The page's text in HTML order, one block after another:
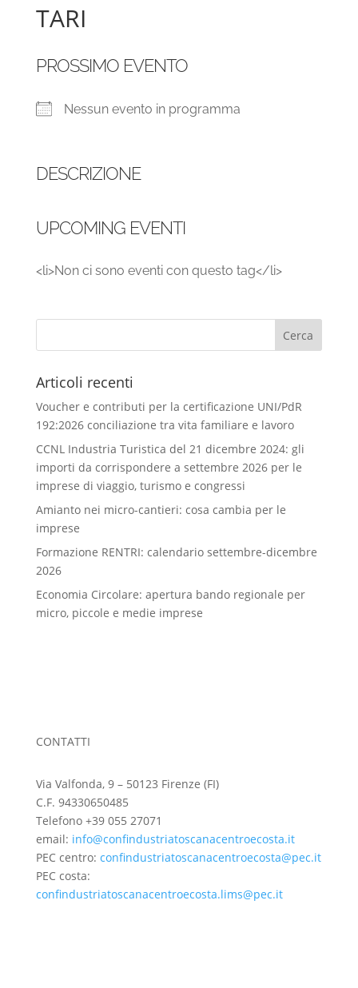
TARI
PROSSIMO EVENTO
Nessun evento in programma
DESCRIZIONE
UPCOMING EVENTI
<li>Non ci sono eventi con questo tag</li>
Articoli recenti
Voucher e contributi per la certificazione UNI/PdR
192:2026 conciliazione tra vita familiare e lavoro
CCNL Industria Turistica del 21 dicembre 2024: gli
importi da corrispondere a settembre 2026 per le
imprese di viaggio, turismo e congressi
Amianto nei micro-cantieri: cosa cambia per le
imprese
Formazione RENTRI: calendario settembre-dicembre
2026
Economia Circolare: apertura bando regionale per
micro, piccole e medie imprese
CONTATTI
Via Valfonda, 9 – 50123 Firenze (FI)
C.F. 94330650485
Telefono +39 055 27071
email: info@confindustriatoscanacentroecosta.it
PEC centro: confindustriatoscanacentroecosta@pec.it
PEC costa:
confindustriatoscanacentroecosta.lims@pec.it